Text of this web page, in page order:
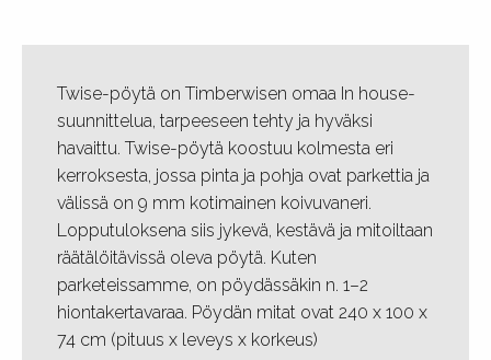
Twise-pöytä on Timberwisen omaa In house-
suunnittelua, tarpeeseen tehty ja hyväksi
havaittu. Twise-pöytä koostuu kolmesta eri
kerroksesta, jossa pinta ja pohja ovat parkettia ja
välissä on 9 mm kotimainen koivuvaneri.
Lopputuloksena siis jykevä, kestävä ja mitoiltaan
räätälöitävissä oleva pöytä. Kuten
parketeissamme, on pöydässäkin n. 1–2
hiontakertavaraa. Pöydän mitat ovat 240 x 100 x
74 cm (pituus x leveys x korkeus)